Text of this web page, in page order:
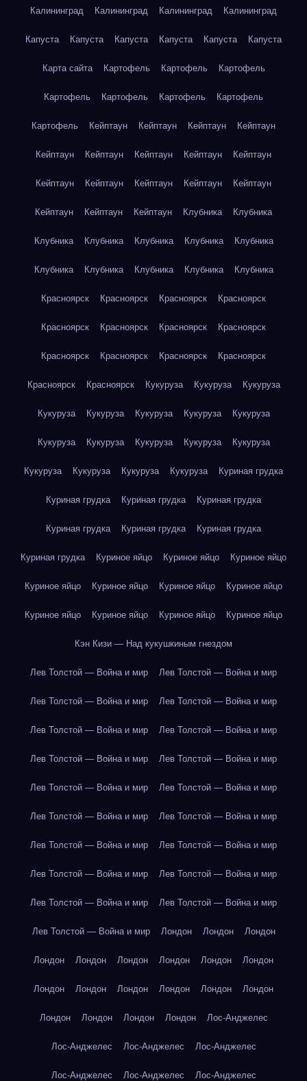
Калининград Калининград Калининград Калининград
Капуста Капуста Капуста Капуста Капуста Капуста
Карта сайта Картофель Картофель Картофель
Картофель Картофель Картофель Картофель
Картофель Кейптаун Кейптаун Кейптаун Кейптаун
Кейптаун Кейптаун Кейптаун Кейптаун Кейптаун
Кейптаун Кейптаун Кейптаун Кейптаун Кейптаун
Кейптаун Кейптаун Кейптаун Клубника Клубника
Клубника Клубника Клубника Клубника Клубника
Клубника Клубника Клубника Клубника Клубника
Красноярск Красноярск Красноярск Красноярск
Красноярск Красноярск Красноярск Красноярск
Красноярск Красноярск Красноярск Красноярск
Красноярск Красноярск Кукуруза Кукуруза Кукуруза
Кукуруза Кукуруза Кукуруза Кукуруза Кукуруза
Кукуруза Кукуруза Кукуруза Кукуруза Кукуруза
Кукуруза Кукуруза Кукуруза Кукуруза Куриная грудка
Куриная грудка Куриная грудка Куриная грудка
Куриная грудка Куриная грудка Куриная грудка
Куриная грудка Куриное яйцо Куриное яйцо Куриное яйцо
Куриное яйцо Куриное яйцо Куриное яйцо Куриное яйцо
Куриное яйцо Куриное яйцо Куриное яйцо Куриное яйцо
Кэн Кизи — Над кукушкиным гнездом
Лев Толстой — Война и мир Лев Толстой — Война и мир
Лев Толстой — Война и мир Лев Толстой — Война и мир
Лев Толстой — Война и мир Лев Толстой — Война и мир
Лев Толстой — Война и мир Лев Толстой — Война и мир
Лев Толстой — Война и мир Лев Толстой — Война и мир
Лев Толстой — Война и мир Лев Толстой — Война и мир
Лев Толстой — Война и мир Лев Толстой — Война и мир
Лев Толстой — Война и мир Лев Толстой — Война и мир
Лев Толстой — Война и мир Лев Толстой — Война и мир
Лев Толстой — Война и мир Лондон Лондон Лондон
Лондон Лондон Лондон Лондон Лондон Лондон
Лондон Лондон Лондон Лондон Лондон Лондон
Лондон Лондон Лондон Лондон Лос-Анджелес
Лос-Анджелес Лос-Анджелес Лос-Анджелес
Лос-Анджелес Лос-Анджелес Лос-Анджелес